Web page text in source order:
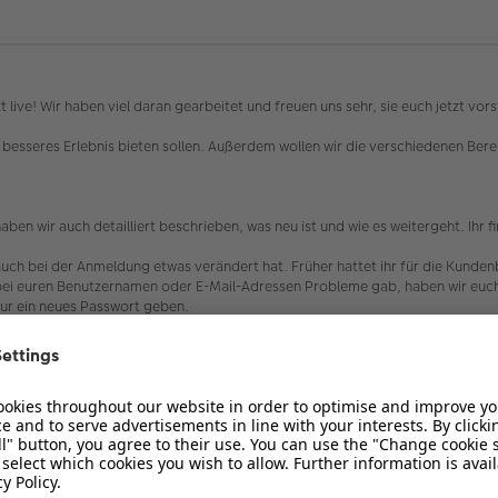
Wir haben viel daran gearbeitet und freuen uns sehr, sie euch jetzt
Erlebnis bieten sollen. Außerdem wollen wir die verschiedenen
wir auch detailliert beschrieben, was neu ist und wie es weitergeht. Ihr
bei der Anmeldung etwas verändert hat. Früher hattet ihr für die
euren Benutzernamen oder E-Mail-Adressen Probleme gab, haben wir
ein neues Passwort geben.
auch die "Passwort vergessen" Funktion nutzen und euch ein neues
Mailadressen in den Kundenbeispielen und dem Forum
bitten wir euch in diesem Fall per Mail Kontakt zu uns aufzunehmen,
und seine Funktionen sehr gut kennen. Der neue Look kann daher